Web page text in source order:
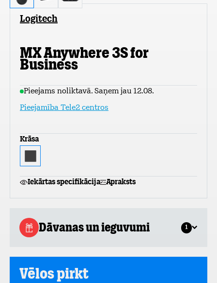
Logitech
MX Anywhere 3S for
Business
Pieejams noliktavā. Saņem jau 12.08.
Pieejamība Tele2 centros
Krāsa
Iekārtas specifikācija Apraksts
Dāvanas un ieguvumi 1
Vēlos pirkt